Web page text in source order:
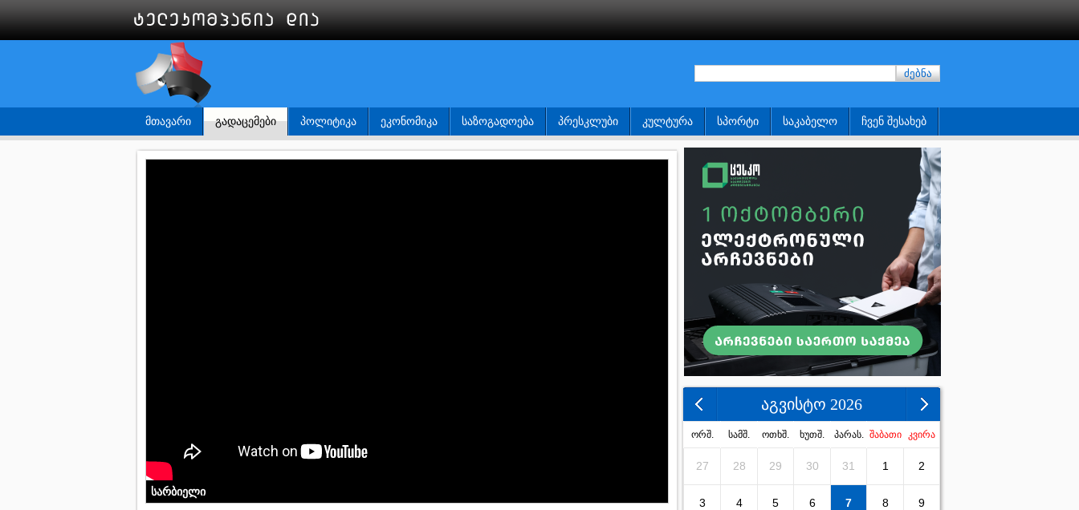
ძებნა
ᲛᲗᲐᲕᲐᲠᲘ ᲒᲐᲓᲐᲪᲔᲛᲔᲑᲘ ᲞᲝᲚᲘᲢᲘᲙᲐ ᲔᲙᲝᲜᲝᲛᲘᲙᲐ ᲡᲐᲖᲝᲒᲐᲓᲝᲔᲑᲐ ᲞᲠᲔᲡᲙᲚᲣᲑᲘ ᲙᲣᲚᲢᲣᲠᲐ ᲡᲞᲝᲠᲢᲘ ᲡᲐᲙᲐᲑᲔᲚᲝ ᲩᲕᲔᲜ ᲨᲔᲡᲐᲮᲔᲑ
სარბიელი
აგვისტო 2026
ორშ. სამშ. ოთხშ. ხუთშ. პარას. შაბათი კვირა
27 28 29 30 31 1 2
3 4 5 6 7 8 9